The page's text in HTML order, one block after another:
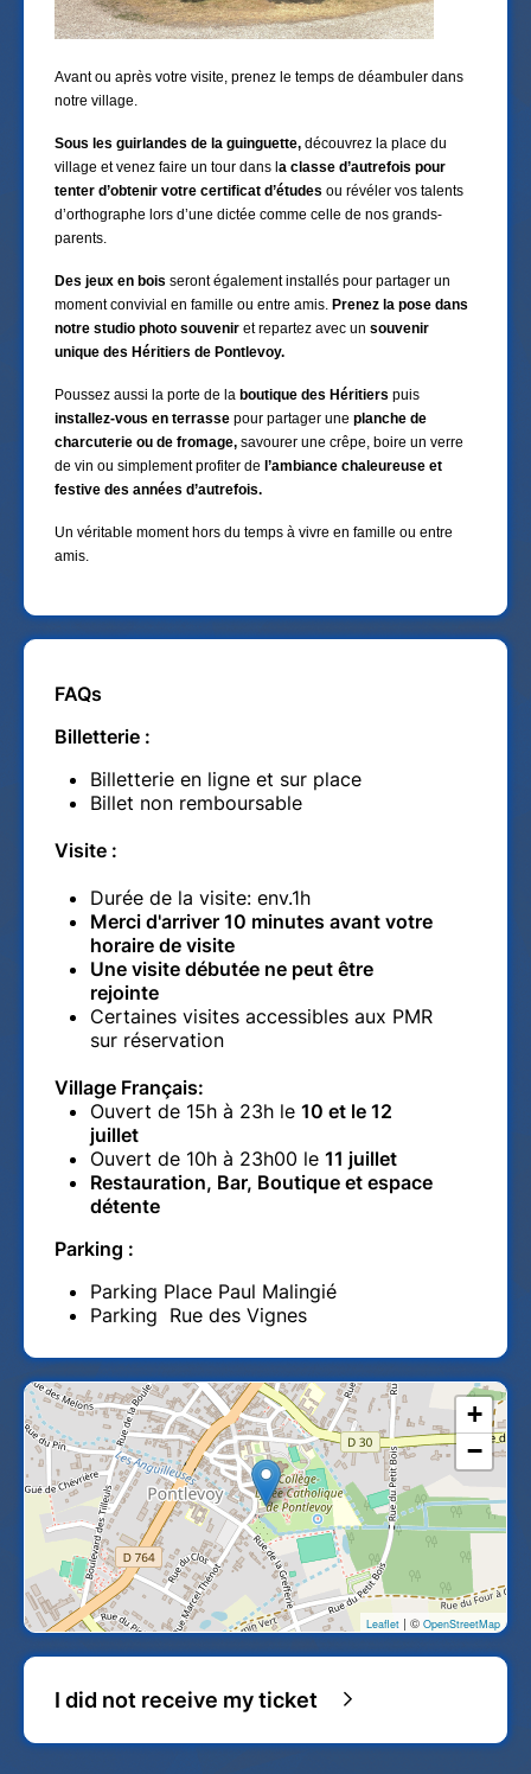
Avant ou après votre visite, prenez le temps de déambuler dans
notre village.
Sous les guirlandes de la guinguette, découvrez la place du
village et venez faire un tour dans la classe d’autrefois pour
tenter d’obtenir votre certificat d’études ou révéler vos talents
d’orthographe lors d’une dictée comme celle de nos grands-
parents.
Des jeux en bois seront également installés pour partager un
moment convivial en famille ou entre amis. Prenez la pose dans
notre studio photo souvenir et repartez avec un souvenir
unique des Héritiers de Pontlevoy.
Poussez aussi la porte de la boutique des Héritiers puis
installez-vous en terrasse pour partager une planche de
charcuterie ou de fromage, savourer une crêpe, boire un verre
de vin ou simplement profiter de l’ambiance chaleureuse et
festive des années d’autrefois.
Un véritable moment hors du temps à vivre en famille ou entre
amis.
FAQs
Billetterie :
Billetterie en ligne et sur place
Billet non remboursable
Visite :
Durée de la visite: env.1h
Merci d'arriver 10 minutes avant votre
horaire de visite
Une visite débutée ne peut être
rejointe
Certaines visites accessibles aux PMR
sur réservation
Village Français:
Ouvert de 15h à 23h le 10 et le 12
juillet
Ouvert de 10h à 23h00 le 11 juillet
Restauration, Bar, Boutique et espace
détente
Parking :
Parking Place Paul Malingié
Parking Rue des Vignes
+
−
Leaflet | © OpenStreetMap
I did not receive my ticket